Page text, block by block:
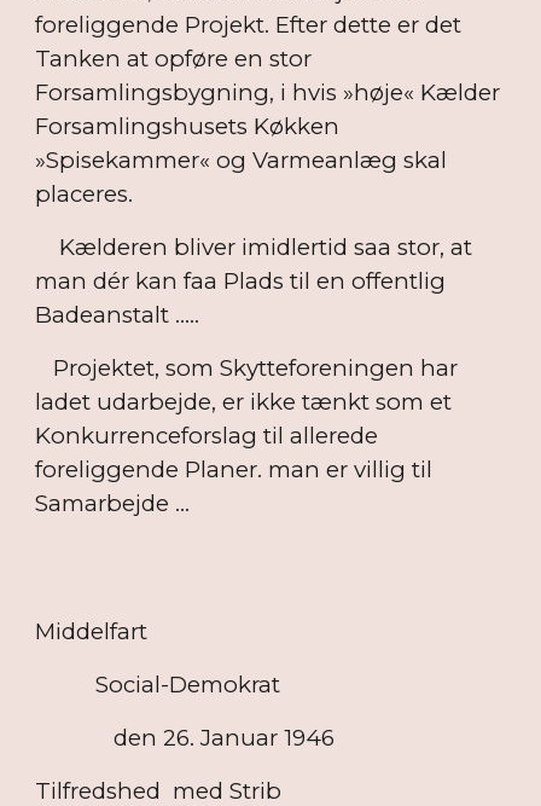
foreliggende Projekt. Efter dette er det
Tanken at opføre en stor
Forsamlingsbygning, i hvis »høje« Kælder
Forsamlingshusets Køkken
»Spisekammer« og Varmeanlæg skal
placeres.
Kælderen bliver imidlertid saa stor, at
man dér kan faa Plads til en offentlig
Badeanstalt .....
Projektet, som Skytteforeningen har
ladet udarbejde, er ikke tænkt som et
Konkurrenceforslag til allerede
foreliggende Planer. man er villig til
Samarbejde ...
Middelfart
Social-Demokrat
den 26. Januar 1946
Tilfredshed med Strib